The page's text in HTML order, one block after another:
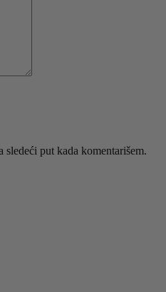
sledeći put kada komentarišem.